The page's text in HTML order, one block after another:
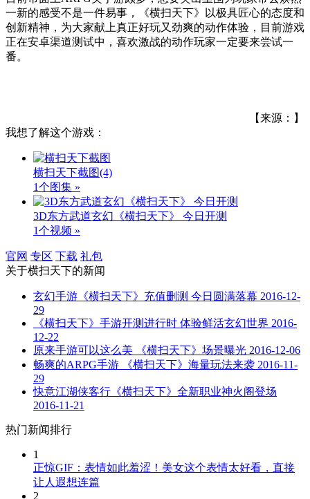
一新的感受不是一件易事，《横扫天下》以极具匠心的态度和
创新精神，为大家献上真正好玩又劲爽的动作体验，目前游戏
正在安卓渠道测试中，喜欢激战的动作玩家一定要来尝试一
番。
【来源：】
我想了解这个游戏：
横扫天下截图(4)
1个图集 »
3D东方武道玄幻《横扫天下》 今日开测
1个视频 »
官网 专区 下载 礼包
关于横扫天下的新闻
玄幻手游《横扫天下》充值删测 今日圆满落幕 2016-12-
29
《横扫天下》手游开测进行时 体验鲜活玄幻世界 2016-
12-22
原来手游可以这么美 《横扫天下》场景曝光 2016-12-06
畅爽的ARPG手游 《横扫天下》海量玩法来袭 2016-11-
29
快意江湖侠客行《横扫天下》全新职业神火阁登场
2016-11-21
热门新闻排行
1
正惊GIF：表情如此羞涩！美女这个表情太好看，直接
让人遐想连篇
2